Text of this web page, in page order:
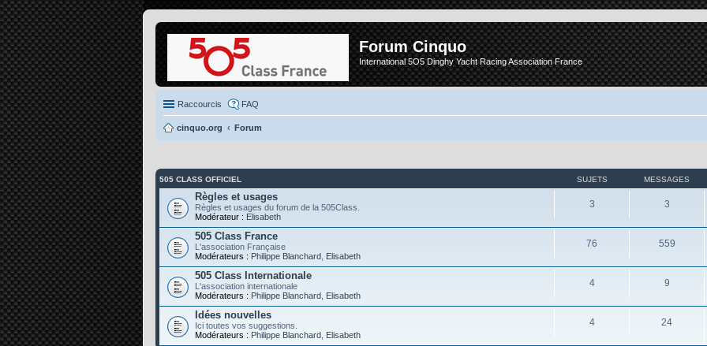
Forum Cinquo
International 5O5 Dinghy Yacht Racing Association France
Raccourcis FAQ
cinquo.org Forum
505 CLASS OFFICIEL SUJETS MESSAGES
Règles et usages
Règles et usages du forum de la 505Class.
Modérateur : Elisabeth
3 3
505 Class France
L'association Française
Modérateurs : Philippe Blanchard Elisabeth
76 559
505 Class Internationale
L'association internationale
Modérateurs : Philippe Blanchard Elisabeth
4 9
Idées nouvelles
Ici toutes vos suggestions.
Modérateurs : Philippe Blanchard Elisabeth
4 24